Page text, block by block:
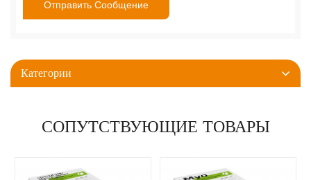
Категории
СОПУТСТВУЮЩИЕ ТОВАРЫ